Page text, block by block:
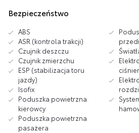
Bezpieczeństwo
ABS
ASR (kontrola trakcji)
Czujnik deszczu
Czujnik zmierzchu
ESP (stabilizacja toru
jazdy)
Isofix
Poduszka powietrzna
kierowcy
Poduszka powietrzna
pasażera